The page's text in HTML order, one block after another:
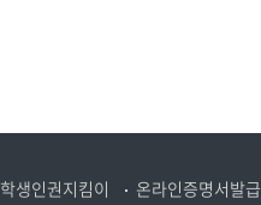
학생인권지킴이 온라인증명서발급